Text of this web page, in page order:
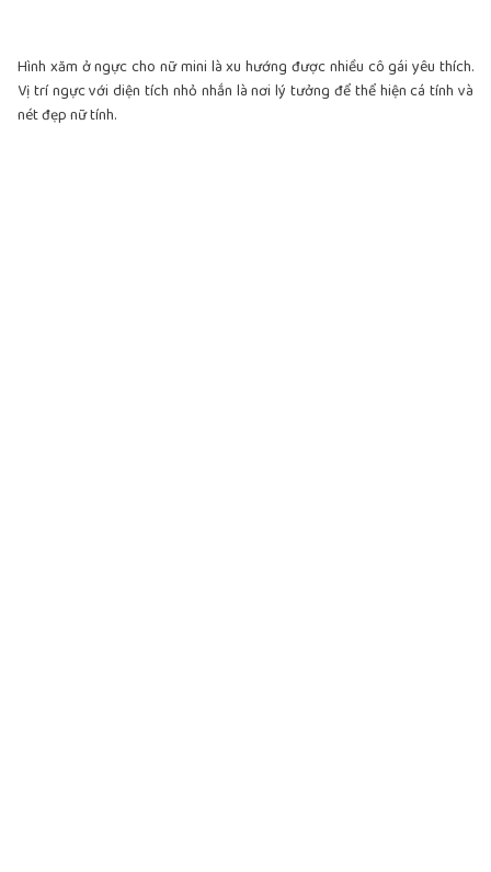
Hình xăm ở ngực cho nữ mini là xu hướng được nhiều cô gái yêu thích.
Vị trí ngực với diện tích nhỏ nhắn là nơi lý tưởng để thể hiện cá tính và
nét đẹp nữ tính.